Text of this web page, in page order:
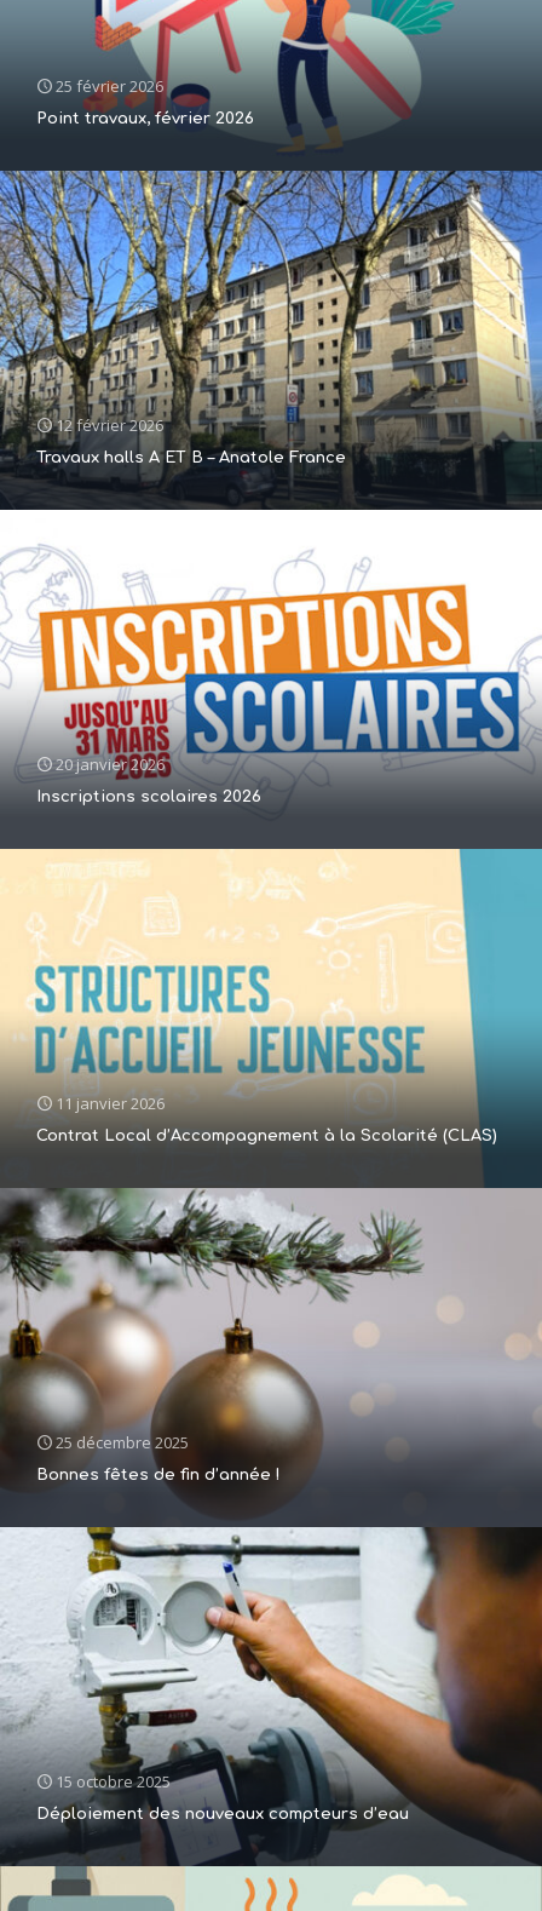
25 février 2026
Point travaux, février 2026
12 février 2026
Travaux halls A ET B – Anatole France
20 janvier 2026
Inscriptions scolaires 2026
11 janvier 2026
Contrat Local d’Accompagnement à la Scolarité (CLAS)
25 décembre 2025
Bonnes fêtes de fin d’année !
15 octobre 2025
Déploiement des nouveaux compteurs d’eau